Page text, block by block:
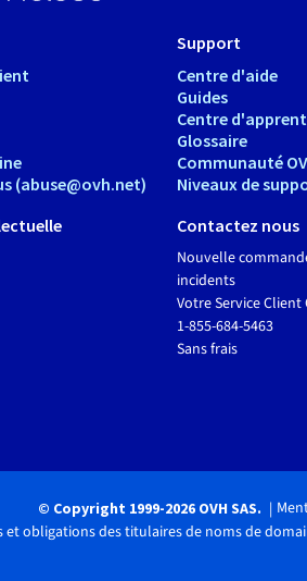
(abuse@ovh.net)
Support
Centre d'aide
Guides
Centre
Glossaire
Communauté
Niveaux de
Contactez nous
Nouvelle
incidents
Votre Service Client
1-855-684-5463
Sans frais
© Copyright 1999-2026 OVH SAS.
et obligations des titulaires de noms de